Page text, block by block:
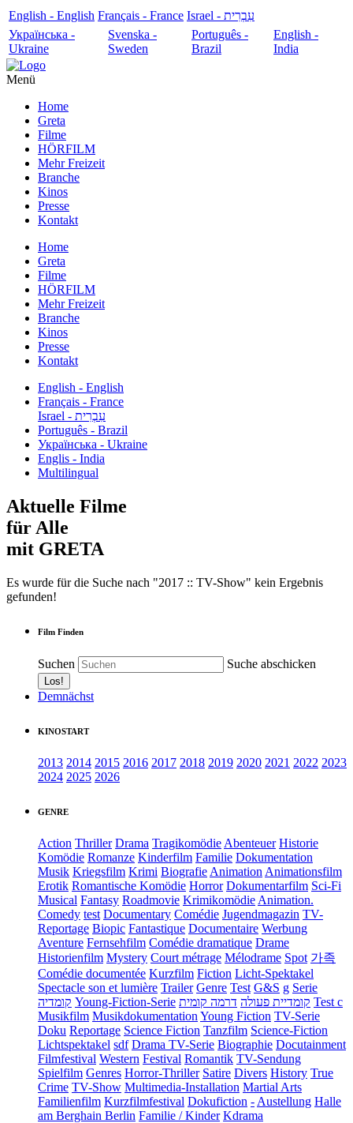
English - English Français - France
עִבְרִית - Israel
Українська -
Ukraine
Svenska -
Sweden
Português -
Brazil
English -
India
Menü
Home
Greta
Filme
HÖRFILM
Mehr Freizeit
Branche
Kinos
Presse
Kontakt
Home
Greta
Filme
HÖRFILM
Mehr Freizeit
Branche
Kinos
Presse
Kontakt
English - English
Français - France
עִבְרִית - Israel
Português - Brazil
Українська - Ukraine
Englis - India
Multilingual
Aktuelle Filme
für Alle
mit GRETA
Es wurde für die Suche nach "2017 :: TV-Show" kein Ergebnis
gefunden!
Film Finden
Suchen Suche abschicken
Demnächst
KINOSTART
2013 2014 2015 2016 2017 2018 2019 2020 2021 2022 2023
2024 2025 2026
GENRE
Action Thriller Drama Tragikomödie Abenteuer Historie
Komödie Romanze Kinderfilm Familie Dokumentation
Musik Kriegsfilm Krimi Biografie Animation Animationsfilm
Erotik Romantische Komödie Horror Dokumentarfilm Sci-Fi
Musical Fantasy Roadmovie Krimikomödie Animation.
Comedy test Documentary Comédie Jugendmagazin TV-
Reportage Biopic Fantastique Documentaire Werbung
Aventure Fernsehfilm Comédie dramatique Drame
Historienfilm Mystery Court métrage Mélodrame Spot 가족
Comédie documentée Kurzfilm Fiction Licht-Spektakel
Spectacle son et lumière Trailer Genre Test G&S g Serie
קומדיה Young-Fiction-Serie קומדיית פעולה דרמה קומית
Test c
Musikfilm Musikdokumentation Young Fiction TV-Serie
Doku Reportage Science Fiction Tanzfilm Science-Fiction
Lichtspektakel sdf Drama TV-Serie Biographie Docutainment
Filmfestival Western Festival Romantik TV-Sendung
Spielfilm Genres Horror-Thriller Satire Divers History True
Crime TV-Show Multimedia-Installation Martial Arts
Familienfilm Kurzfilmfestival Dokufiction - Austellung Halle
am Berghain Berlin Familie / Kinder Kdrama